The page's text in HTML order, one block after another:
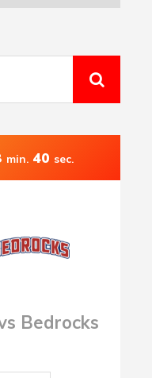
min. 39 sec.
Bedrocks